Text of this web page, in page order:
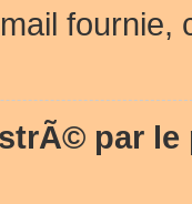
fournie,
par